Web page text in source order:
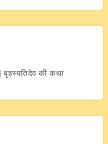
बृहस्पतिदेव की कथा